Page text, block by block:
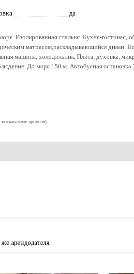
да
Изолированная спальня. Кухня-гостиная,
матрасом,раскладывающийся диван.
машина, холодильник, Плита, духовка,
До моря 150 м. Автобусная
времени)
арендодателя